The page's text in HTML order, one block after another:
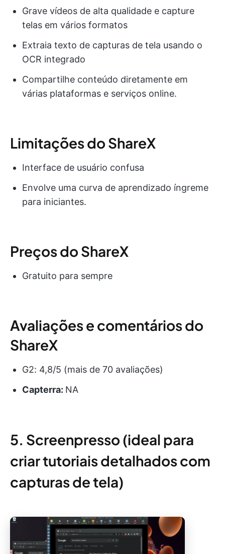
Grave vídeos de alta qualidade e capture
telas em vários formatos
Extraia texto de capturas de tela usando o
OCR integrado
Compartilhe conteúdo diretamente em
várias plataformas e serviços online.
Limitações do ShareX
Interface de usuário confusa
Envolve uma curva de aprendizado íngreme
para iniciantes.
Preços do ShareX
Gratuito para sempre
Avaliações e comentários do
ShareX
G2: 4,8/5 (mais de 70 avaliações)
Capterra: NA
5. Screenpresso (ideal para
criar tutoriais detalhados com
capturas de tela)